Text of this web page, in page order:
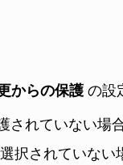
からの保護 の設
れていない場合
択されていな